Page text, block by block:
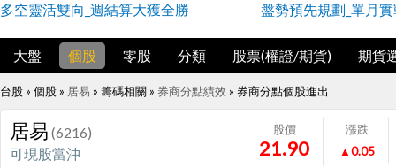
多空靈活雙向_週結算大獲全勝 盤勢預先規劃_單月
大盤 個股 零股 分類 股票(權證/期貨) 期貨
台股 » 個股 » 居易 » 籌碼相關 » 券商分點績效 » 券商分點個股進出
居易 (6216)
可現股當沖
股價
21.90
漲跌
▲0.05